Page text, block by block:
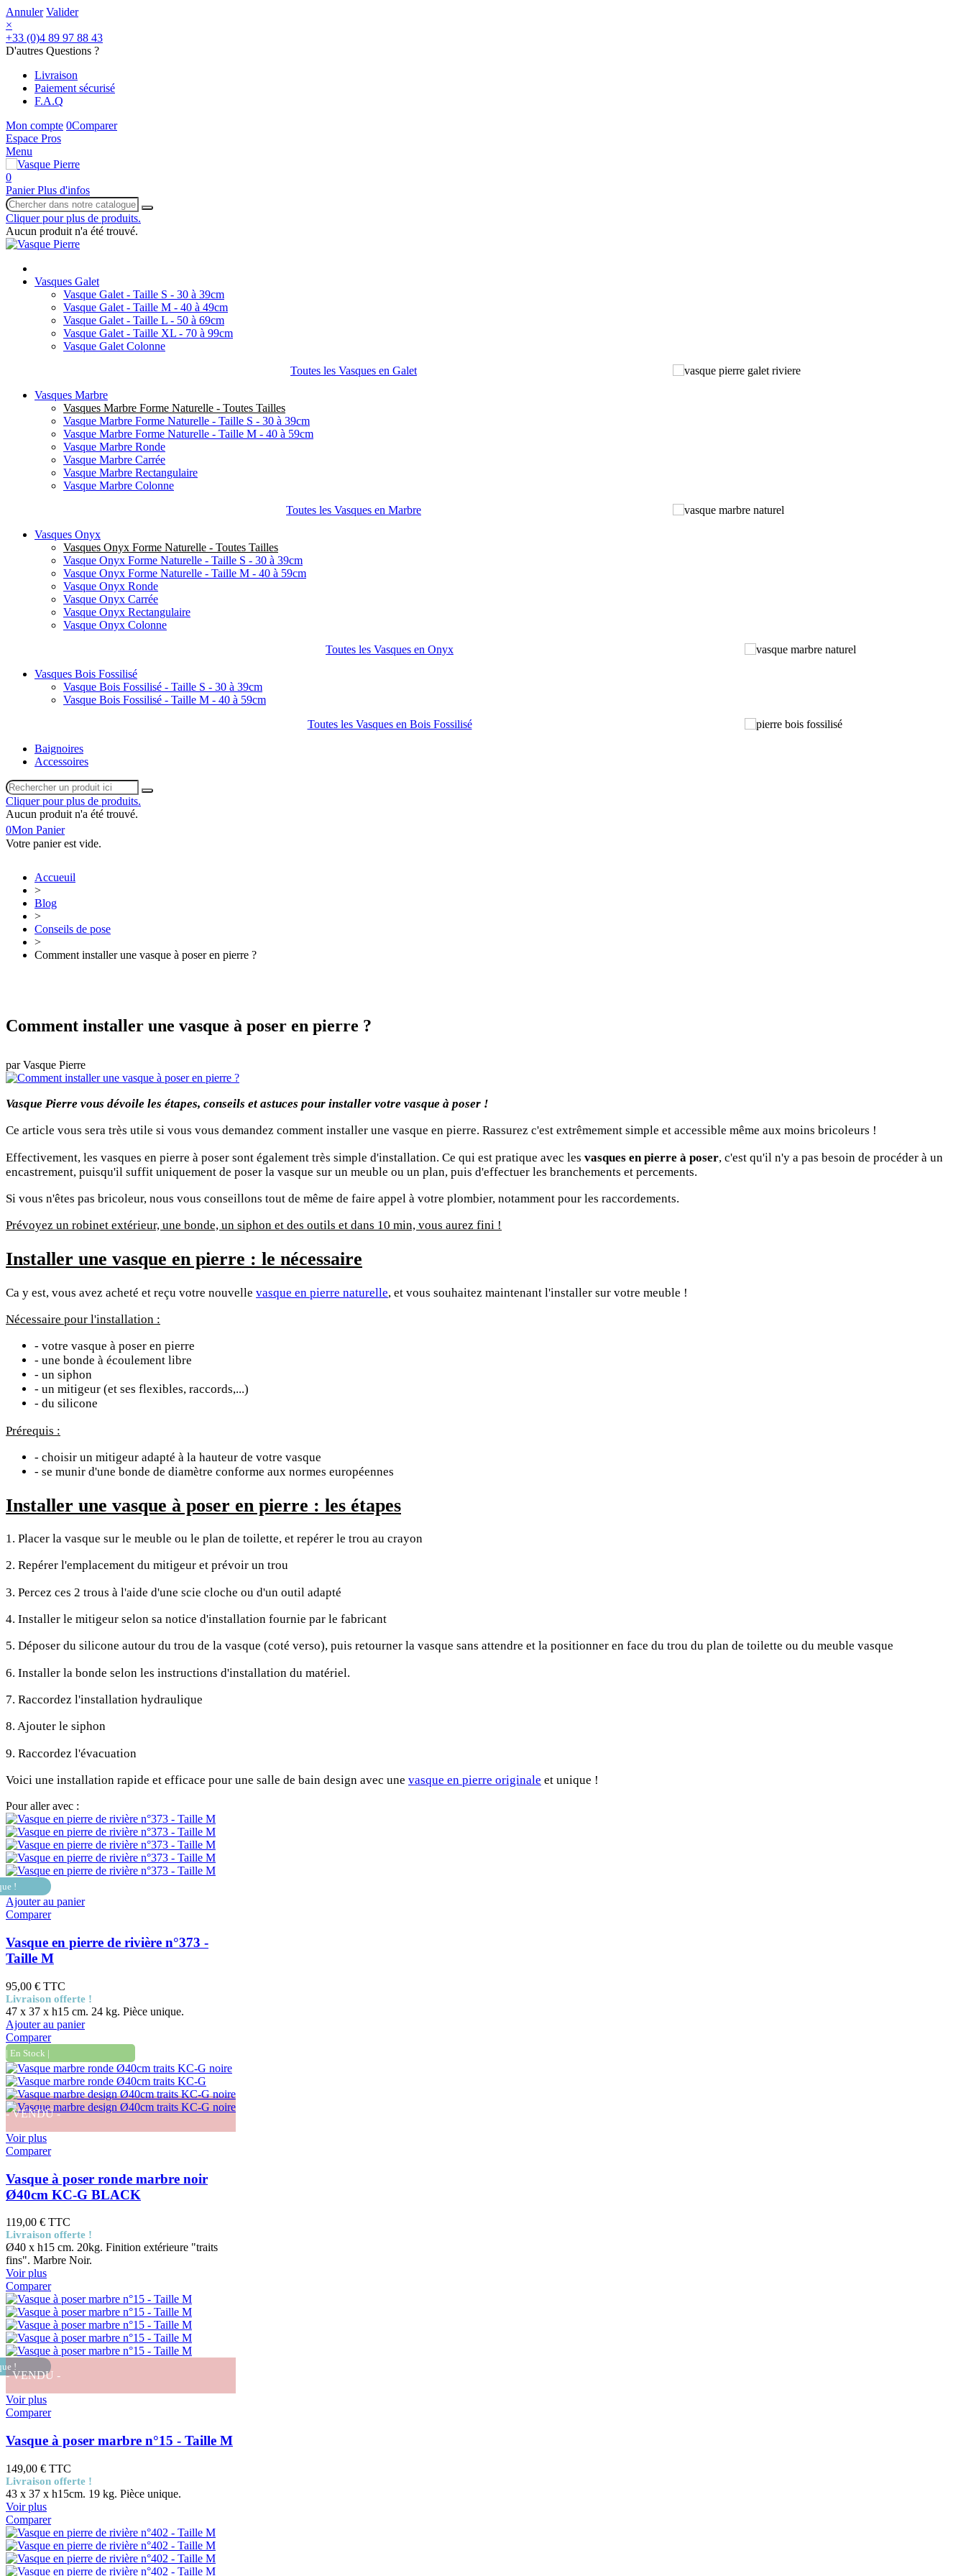
Annuler Valider
×
+33 (0)4 89 97 88 43
D'autres Questions ?
Livraison
Paiement sécurisé
F.A.Q
Mon compte 0Comparer
Espace Pros
Menu
0
Panier Plus d'infos
Cliquer pour plus de produits.
Aucun produit n'a été trouvé.
Vasques Galet
Vasque Galet - Taille S - 30 à 39cm
Vasque Galet - Taille M - 40 à 49cm
Vasque Galet - Taille L - 50 à 69cm
Vasque Galet - Taille XL - 70 à 99cm
Vasque Galet Colonne
Toutes les Vasques en Galet
Vasques Marbre
Vasques Marbre Forme Naturelle - Toutes Tailles
Vasque Marbre Forme Naturelle - Taille S - 30 à 39cm
Vasque Marbre Forme Naturelle - Taille M - 40 à 59cm
Vasque Marbre Ronde
Vasque Marbre Carrée
Vasque Marbre Rectangulaire
Vasque Marbre Colonne
Toutes les Vasques en Marbre
Vasques Onyx
Vasques Onyx Forme Naturelle - Toutes Tailles
Vasque Onyx Forme Naturelle - Taille S - 30 à 39cm
Vasque Onyx Forme Naturelle - Taille M - 40 à 59cm
Vasque Onyx Ronde
Vasque Onyx Carrée
Vasque Onyx Rectangulaire
Vasque Onyx Colonne
Toutes les Vasques en Onyx
Vasques Bois Fossilisé
Vasque Bois Fossilisé - Taille S - 30 à 39cm
Vasque Bois Fossilisé - Taille M - 40 à 59cm
Toutes les Vasques en Bois Fossilisé
Baignoires
Accessoires
Cliquer pour plus de produits.
Aucun produit n'a été trouvé.
0Mon Panier
Votre panier est vide.
Accueuil
>
Blog
>
Conseils de pose
>
Comment installer une vasque à poser en pierre ?
Comment installer une vasque à poser en pierre ?
par Vasque Pierre
Vasque Pierre vous dévoile les étapes, conseils et astuces pour installer votre vasque à poser !
Ce article vous sera très utile si vous vous demandez comment installer une vasque en pierre. Rassurez c'est extrêmement simple et accessible même aux moins bricoleurs !
Effectivement, les vasques en pierre à poser sont également très simple d'installation. Ce qui est pratique avec les vasques en pierre à poser, c'est qu'il n'y a pas besoin de procéder à un
encastrement, puisqu'il suffit uniquement de poser la vasque sur un meuble ou un plan, puis d'effectuer les branchements et percements.
Si vous n'êtes pas bricoleur, nous vous conseillons tout de même de faire appel à votre plombier, notamment pour les raccordements.
Prévoyez un robinet extérieur, une bonde, un siphon et des outils et dans 10 min, vous aurez fini !
Installer une vasque en pierre : le nécessaire
Ca y est, vous avez acheté et reçu votre nouvelle vasque en pierre naturelle, et vous souhaitez maintenant l'installer sur votre meuble !
Nécessaire pour l'installation :
- votre vasque à poser en pierre
- une bonde à écoulement libre
- un siphon
- un mitigeur (et ses flexibles, raccords,...)
- du silicone
Prérequis :
- choisir un mitigeur adapté à la hauteur de votre vasque
- se munir d'une bonde de diamètre conforme aux normes européennes
Installer une vasque à poser en pierre : les étapes
1. Placer la vasque sur le meuble ou le plan de toilette, et repérer le trou au crayon
2. Repérer l'emplacement du mitigeur et prévoir un trou
3. Percez ces 2 trous à l'aide d'une scie cloche ou d'un outil adapté
4. Installer le mitigeur selon sa notice d'installation fournie par le fabricant
5. Déposer du silicone autour du trou de la vasque (coté verso), puis retourner la vasque sans attendre et la positionner en face du trou du plan de toilette ou du meuble vasque
6. Installer la bonde selon les instructions d'installation du matériel.
7. Raccordez l'installation hydraulique
8. Ajouter le siphon
9. Raccordez l'évacuation
Voici une installation rapide et efficace pour une salle de bain design avec une vasque en pierre originale et unique !
Pour aller avec :
!
Ajouter au panier
Comparer
Vasque en pierre de rivière n°373 -
Taille M
95,00 € TTC
Livraison offerte !
47 x 37 x h15 cm. 24 kg. Pièce unique.
Ajouter au panier
Comparer
| En Stock |
- VENDU -
Voir plus
Comparer
Vasque à poser ronde marbre noir
Ø40cm KC-G BLACK
119,00 € TTC
Livraison offerte !
Ø40 x h15 cm. 20kg. Finition extérieure "traits
fins". Marbre Noir.
Voir plus
Comparer
!
- VENDU -
Voir plus
Comparer
Vasque à poser marbre n°15 - Taille M
149,00 € TTC
Livraison offerte !
43 x 37 x h15cm. 19 kg. Pièce unique.
Voir plus
Comparer